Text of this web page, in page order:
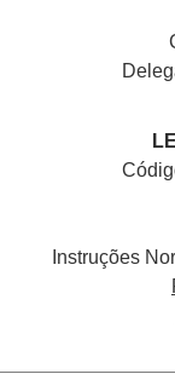
Instruções